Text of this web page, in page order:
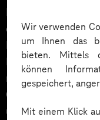
Wir verwenden
um Ihnen das
bieten. Mittels
können
gespeichert,
Mit einem Klick
KI‑Agenten im HR
orchestrieren
Employee Journey
Impact. Der Beitrag
relevante KPIs für
und liefert ein